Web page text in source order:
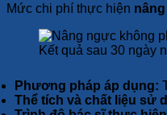
Mức chi phí thực hiện
Kết quả sau 30 ngày
Phương pháp áp dụng:
Thể tích và chất liệu sử